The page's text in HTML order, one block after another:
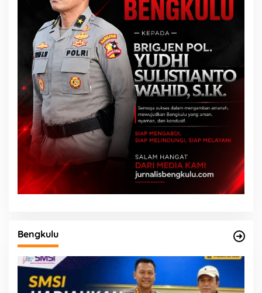
Bengkulu